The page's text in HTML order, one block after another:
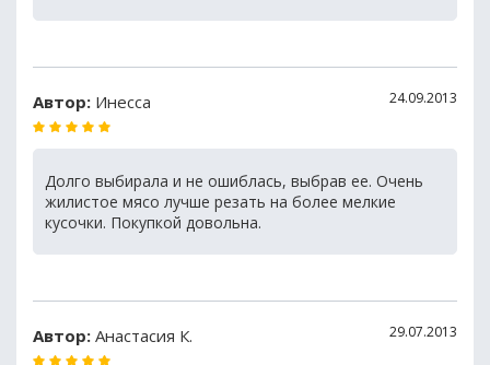
Автор: Инесса 24.09.2013
Долго выбирала и не ошиблась, выбрав ее. Очень
жилистое мясо лучше резать на более мелкие
кусочки. Покупкой довольна.
Автор: Анастасия К. 29.07.2013